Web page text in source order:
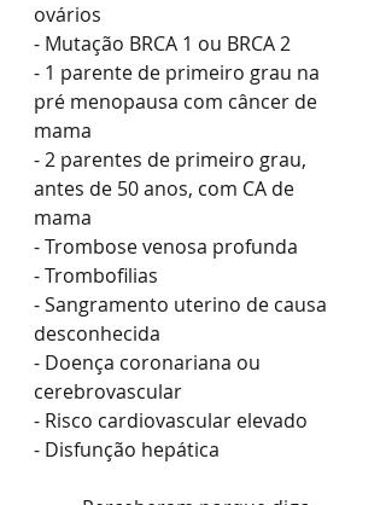
ovários
- Mutação BRCA 1 ou BRCA 2
- 1 parente de primeiro grau na
pré menopausa com câncer de
mama
- 2 parentes de primeiro grau,
antes de 50 anos, com CA de
mama
- Trombose venosa profunda
- Trombofilias
- Sangramento uterino de causa
desconhecida
- Doença coronariana ou
cerebrovascular
- Risco cardiovascular elevado
- Disfunção hepática